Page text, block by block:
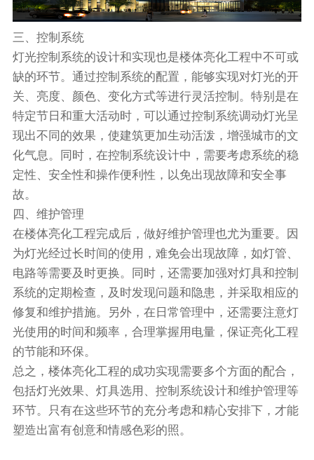
三、控制系统
灯光控制系统的设计和实现也是楼体亮化工程中不可或
缺的环节。通过控制系统的配置，能够实现对灯光的开
关、亮度、颜色、变化方式等进行灵活控制。特别是在
特定节日和重大活动时，可以通过控制系统调动灯光呈
现出不同的效果，使建筑更加生动活泼，增强城市的文
化气息。同时，在控制系统设计中，需要考虑系统的稳
定性、安全性和操作便利性，以免出现故障和安全事
故。
四、维护管理
在楼体亮化工程完成后，做好维护管理也尤为重要。因
为灯光经过长时间的使用，难免会出现故障，如灯管、
电路等需要及时更换。同时，还需要加强对灯具和控制
系统的定期检查，及时发现问题和隐患，并采取相应的
修复和维护措施。另外，在日常管理中，还需要注意灯
光使用的时间和频率，合理掌握用电量，保证亮化工程
的节能和环保。
总之，楼体亮化工程的成功实现需要多个方面的配合，
包括灯光效果、灯具选用、控制系统设计和维护管理等
环节。只有在这些环节的充分考虑和精心安排下，才能
塑造出富有创意和情感色彩的照。